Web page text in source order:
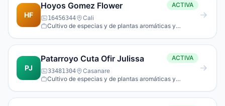
HF
Hoyos Gomez Flower ACTIVA
16456344
Cali
Cultivo de especias y de plantas aromáticas y
PJ
Patarroyo Cuta Ofir Julissa ACTIVA
33481304
Casanare
Cultivo de especias y de plantas aromáticas y